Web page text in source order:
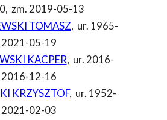
, zm. 2019-05-13
TOMASZ, ur. 1965-
2021-05-19
KACPER, ur. 2016-
2016-12-16
KRZYSZTOF, ur. 1952-
2021-02-03